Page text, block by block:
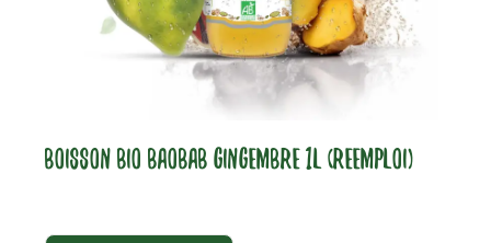
BOISSON BIO BAOBAB GINGEMBRE 1L (REEMPLOI)